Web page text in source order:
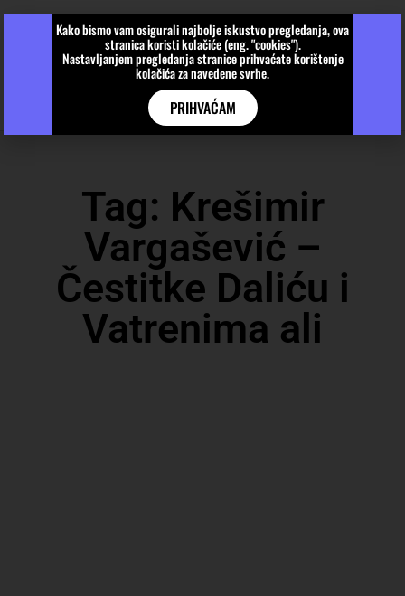
Tag: Krešimir
Vargašević –
Čestitke Daliću i
Vatrenima ali
Kako bismo vam osigurali najbolje iskustvo pregledanja, ova
stranica koristi kolačiće (eng. "cookies").
Nastavljanjem pregledanja stranice prihvaćate korištenje
kolačića za navedene svrhe.
PRIHVAĆAM